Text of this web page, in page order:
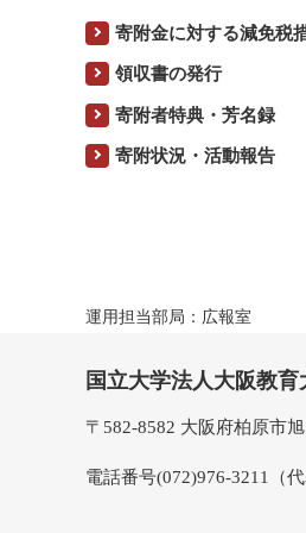
寄附金に対する減免税
領収書の発行
寄附者特典・芳名録
寄附状況・活動報告
運用担当部局：広報室
国立大学法人大阪教育
〒582-8582 大阪府柏原市
電話番号(072)976-3211（代